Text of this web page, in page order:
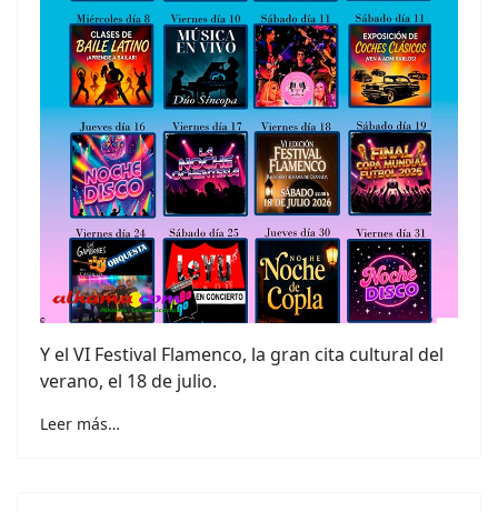
Y el VI Festival Flamenco, la gran cita cultural del
verano, el 18 de julio.
Leer más…